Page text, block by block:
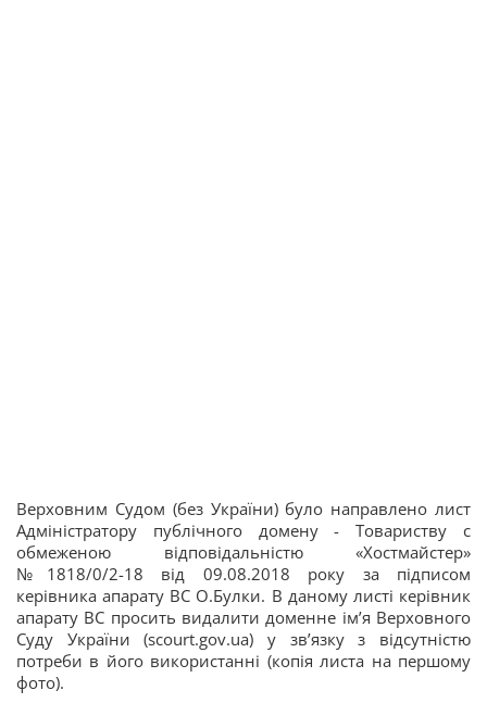
Верховним Судом (без України) було направлено лист
Адміністратору публічного домену - Товариству с
обмеженою відповідальністю «Хостмайстер»
№1818/0/2-18 від 09.08.2018 року за підписом
керівника апарату ВС О.Булки. В даному листі керівник
апарату ВС просить видалити доменне ім’я Верховного
Суду України (scourt.gov.ua) у зв’язку з відсутністю
потреби в його використанні (копія листа на першому
фото).